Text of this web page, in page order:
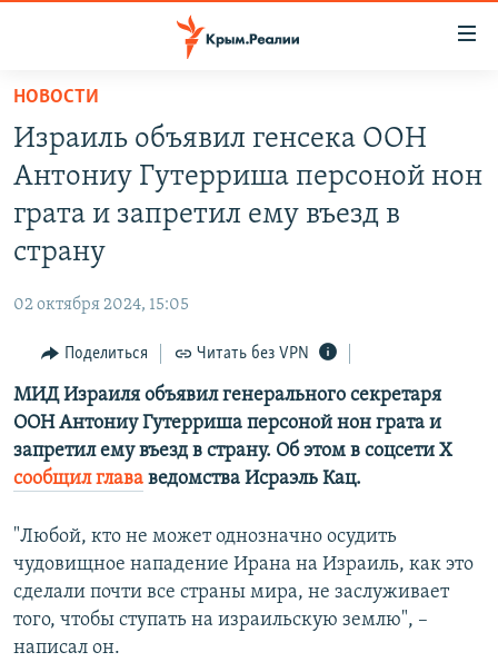
Вернуться
основному
содержанию
главной
Вернутся
поиску
СПЕЦПРОЕКТЫ
ИНТЕРАКТИВ
ИНФОГРАФИКА
ТЕЛЕПРОЕКТ КРЫМ.РЕАЛИИ
СОВЕТЫ ПРАВОЗАЩИТНИКОВ
ПРОПАВШИЕ БЕЗ ВЕСТИ
КРЫМ.НЕПОКОРЕННЫЙ
ELIFBE
УКРАИНСКАЯ ПРОБЛЕМА КРЫМА
РАДІО СВОБОДА
КАК ОБОЙТИ БЛОКИРОВКУ
Українською
Qırımtatar
НОВОСТИ
Израиль объявил генсека ООН
Антониу Гутерриша персоной нон
грата и запретил ему въезд в
страну
02 октября 2024, 15:05
Поделиться Читать без VPN
МИД Израиля объявил генерального секретаря
ООН Антониу Гутерриша персоной нон грата и
запретил ему въезд в страну. Об этом в соцсети X
сообщил глава ведомства Исраэль Кац.
"Любой, кто не может однозначно осудить
чудовищное нападение Ирана на Израиль, как это
сделали почти все страны мира, не заслуживает
того, чтобы ступать на израильскую землю", –
написал он.